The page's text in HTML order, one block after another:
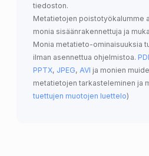
tiedoston.
Metatietojen poistotyökalumme
monia sisäänrakennettuja ja
Monia metatieto-ominaisuuksia
ilman asennettua ohjelmistoa.
PPTX, JPEG, AVI ja monien
metatietojen tarkasteleminen ja
tuettujen muotojen luettelo)